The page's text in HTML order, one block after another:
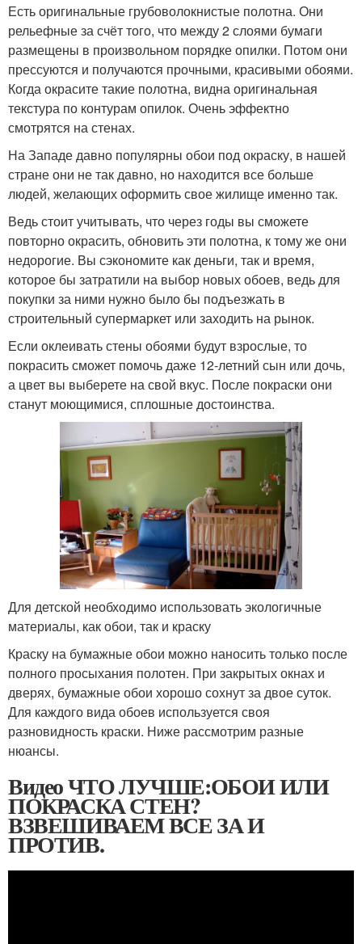
Есть оригинальные грубоволокнистые полотна. Они
рельефные за счёт того, что между 2 слоями бумаги
размещены в произвольном порядке опилки. Потом они
прессуются и получаются прочными, красивыми обоями.
Когда окрасите такие полотна, видна оригинальная
текстура по контурам опилок. Очень эффектно
смотрятся на стенах.
На Западе давно популярны обои под окраску, в нашей
стране они не так давно, но находится все больше
людей, желающих оформить свое жилище именно так.
Ведь стоит учитывать, что через годы вы сможете
повторно окрасить, обновить эти полотна, к тому же они
недорогие. Вы сэкономите как деньги, так и время,
которое бы затратили на выбор новых обоев, ведь для
покупки за ними нужно было бы подъезжать в
строительный супермаркет или заходить на рынок.
Если оклеивать стены обоями будут взрослые, то
покрасить сможет помочь даже 12-летний сын или дочь,
а цвет вы выберете на свой вкус. После покраски они
станут моющимися, сплошные достоинства.
Для детской необходимо использовать экологичные
материалы, как обои, так и краску
Краску на бумажные обои можно наносить только после
полного просыхания полотен. При закрытых окнах и
дверях, бумажные обои хорошо сохнут за двое суток.
Для каждого вида обоев используется своя
разновидность краски. Ниже рассмотрим разные
нюансы.
Видео ЧТО ЛУЧШЕ:ОБОИ ИЛИ
ПОКРАСКА СТЕН?
ВЗВЕШИВАЕМ ВСЕ ЗА И
ПРОТИВ.